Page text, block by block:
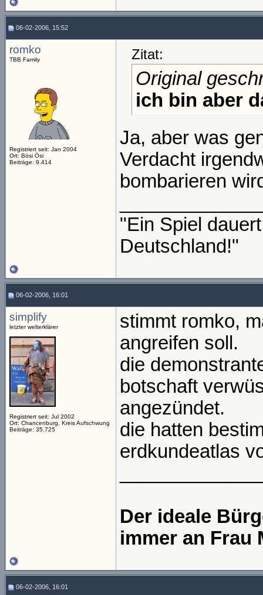
06-02-2006, 15:52
romko
TBB Family
Registriert seit: Jan 2004
Ort: Bösi Ösi
Beiträge: 9.414
Zitat:
Original
ich bin aber
Ja, aber was
Verdacht
bombarieren
"Ein Spiel
Deutschland!"
06-02-2006, 16:01
simplify
letzter welterklärer
Registriert seit: Jul 2002
Ort: Chancenburg, Kreis Aufschwung
Beiträge: 35.725
stimmt romko,
angreifen soll.
die
botschaft
angezündet.
die hatten
erdkundeatlas
Der ideale
immer an Frau
06-02-2006, 16:01